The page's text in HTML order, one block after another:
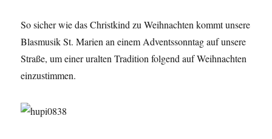
So sicher wie das Christkind zu Weihnachten kommt unsere
Blasmusik St. Marien an einem Adventssonntag auf unsere
Straße, um einer uralten Tradition folgend auf Weihnachten
einzustimmen.